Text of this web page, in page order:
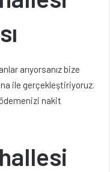
arıyorsanız bize
ile gerçekleştiriyoruz.
nakit